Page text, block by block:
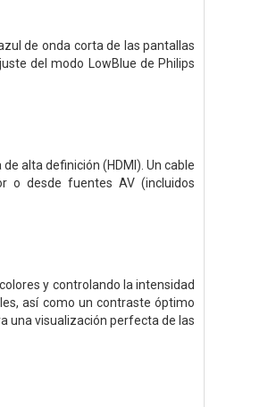
de onda corta de las pantallas
del modo LowBlue de Philips
alta definición (HDMI). Un cable
o desde fuentes AV (incluidos
y controlando la intensidad
así como un contraste óptimo
una visualización perfecta de las